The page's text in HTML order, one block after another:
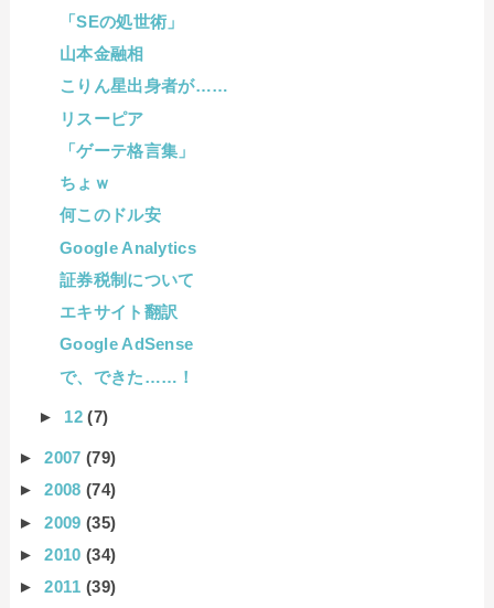
「SEの処世術」
山本金融相
こりん星出身者が……
リスーピア
「ゲーテ格言集」
ちょｗ
何このドル安
Google Analytics
証券税制について
エキサイト翻訳
Google AdSense
で、できた……！
► 12(7)
►2007(79)
►2008(74)
►2009(35)
►2010(34)
►2011(39)